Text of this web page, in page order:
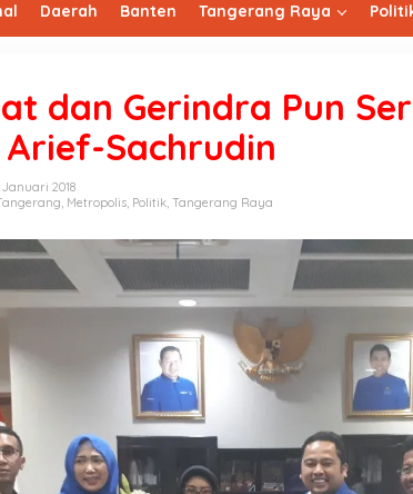
Daerah Banten Tangerang Raya
dan Gerindra Pun
Sachrudin
2018
, Metropolis, Politik, Tangerang Raya